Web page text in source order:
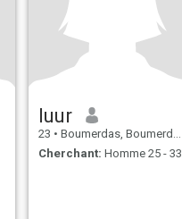
luur
23 • Boumerdas, Boumerdes, Algérie
Cherchant: Homme 25 - 33